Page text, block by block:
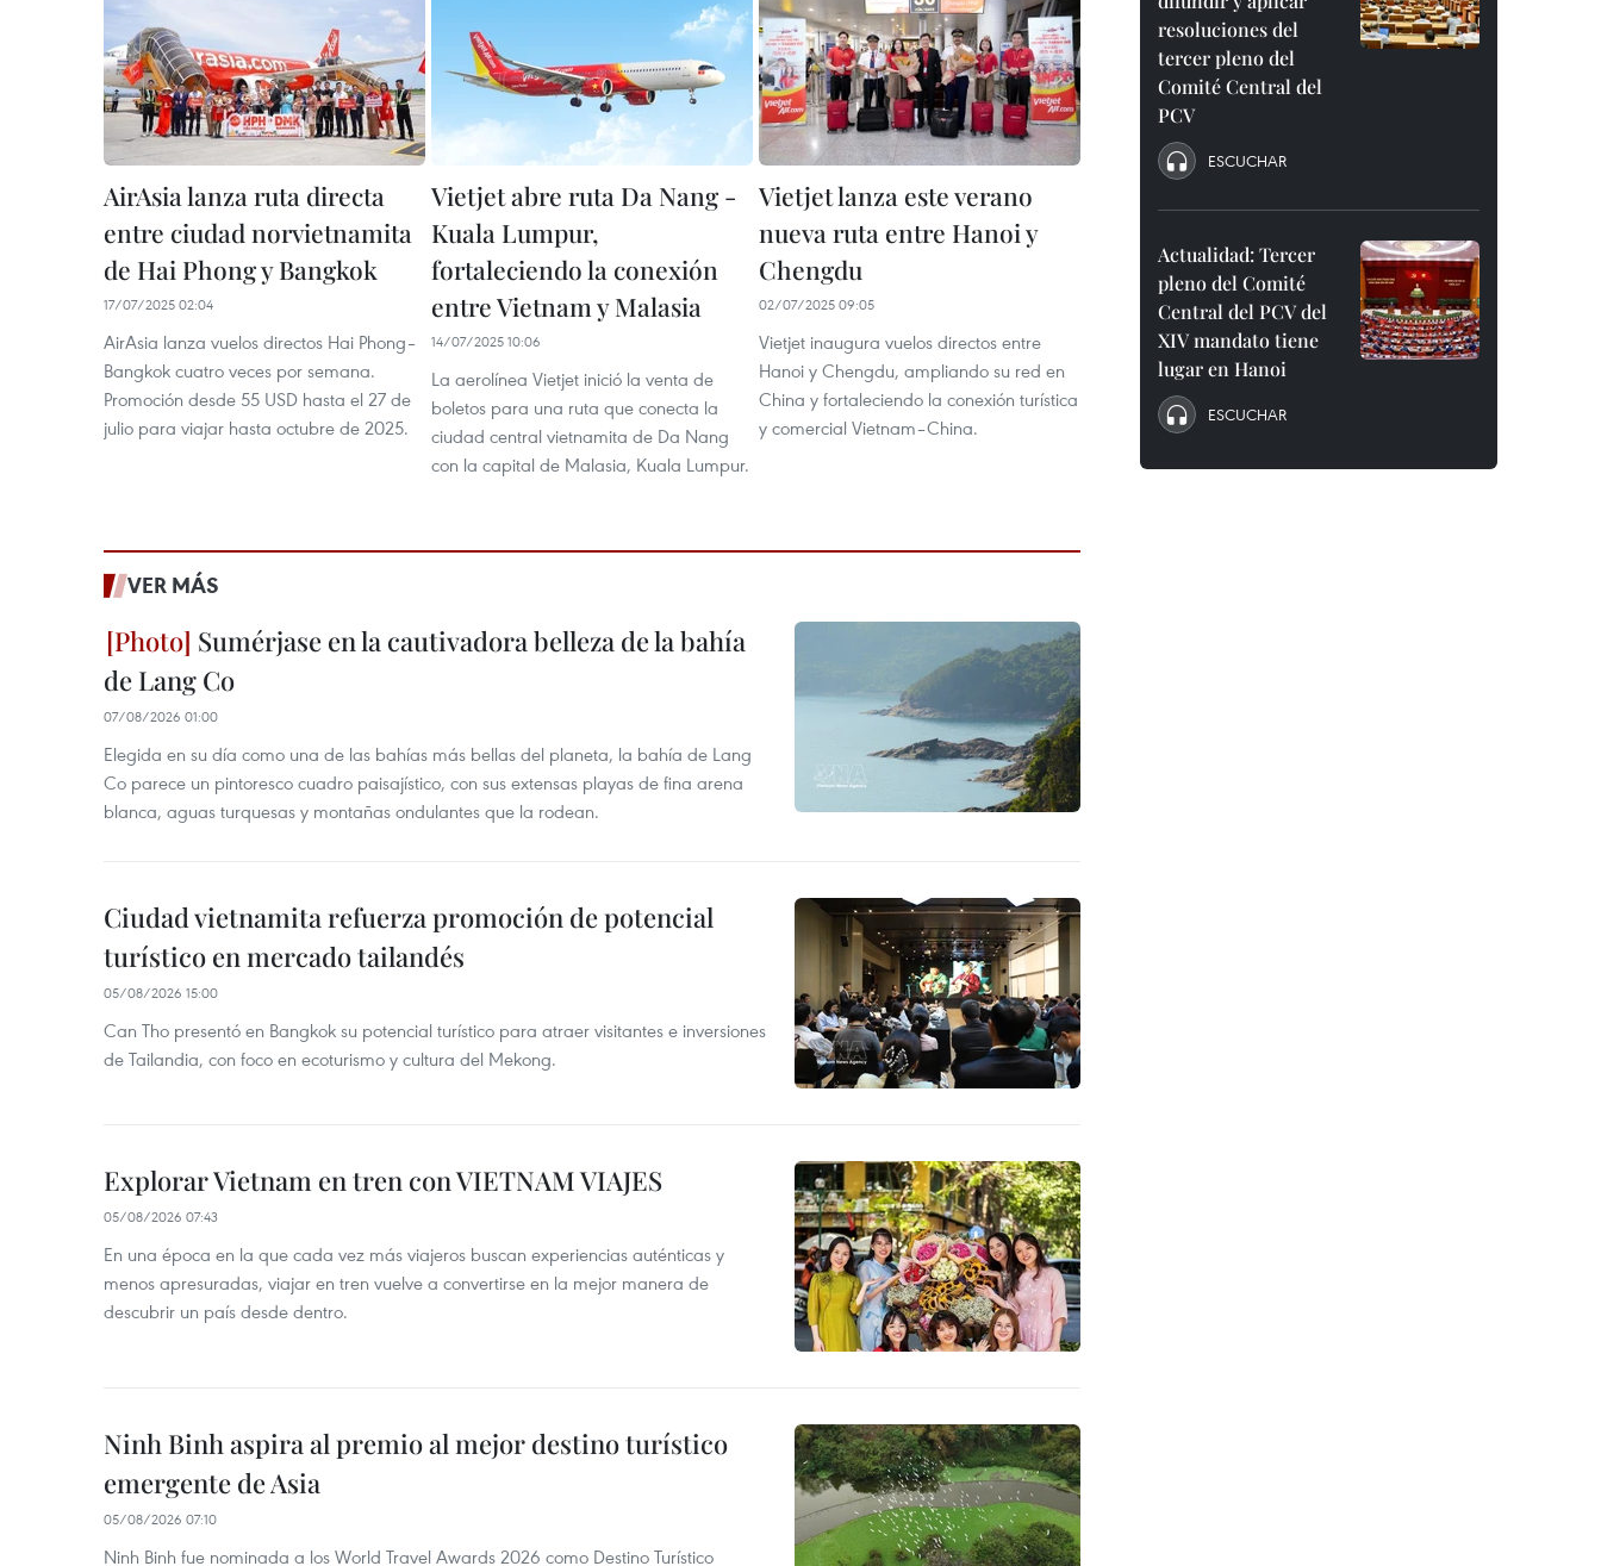
AirAsia lanza ruta directa
entre ciudad norvietnamita
de Hai Phong y Bangkok
17/07/2025 02:04
AirAsia lanza vuelos directos Hai Phong–
Bangkok cuatro veces por semana.
Promoción desde 55 USD hasta el 27 de
julio para viajar hasta octubre de 2025.
Vietjet abre ruta Da Nang -
Kuala Lumpur,
fortaleciendo la conexión
entre Vietnam y Malasia
14/07/2025 10:06
La aerolínea Vietjet inició la venta de
boletos para una ruta que conecta la
ciudad central vietnamita de Da Nang
con la capital de Malasia, Kuala Lumpur.
Vietjet lanza este verano
nueva ruta entre Hanoi y
Chengdu
02/07/2025 09:05
Vietjet inaugura vuelos directos entre
Hanoi y Chengdu, ampliando su red en
China y fortaleciendo la conexión turística
y comercial Vietnam–China.
VER MÁS
Sumérjase en la cautivadora belleza de la bahía
de Lang Co
07/08/2026 01:00
Elegida en su día como una de las bahías más bellas del planeta, la bahía de Lang
Co parece un pintoresco cuadro paisajístico, con sus extensas playas de fina arena
blanca, aguas turquesas y montañas ondulantes que la rodean.
Ciudad vietnamita refuerza promoción de potencial
turístico en mercado tailandés
05/08/2026 15:00
Can Tho presentó en Bangkok su potencial turístico para atraer visitantes e inversiones
de Tailandia, con foco en ecoturismo y cultura del Mekong.
Explorar Vietnam en tren con VIETNAM VIAJES
05/08/2026 07:43
En una época en la que cada vez más viajeros buscan experiencias auténticas y
menos apresuradas, viajar en tren vuelve a convertirse en la mejor manera de
descubrir un país desde dentro.
Ninh Binh aspira al premio al mejor destino turístico
emergente de Asia
05/08/2026 07:10
Ninh Binh fue nominada a los World Travel Awards 2026 como Destino Turístico
resoluciones del
tercer pleno del
Comité Central del
PCV
ESCUCHAR
Actualidad: Tercer
pleno del Comité
Central del PCV del
XIV mandato tiene
lugar en Hanoi
ESCUCHAR